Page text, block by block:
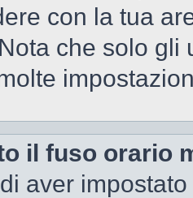
con la tua
che solo
il fuso orario
aver